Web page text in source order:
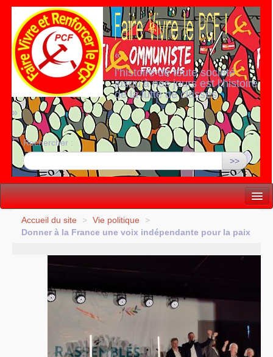
«
l’histoire de toute société
jusqu’à nos jours est l’histoire
de la lutte de classes
»
Rechercher :
>>
Vie politique
Internationale
S’organiser
Accueil du site > Vie politique
>
Donner à la France une voix indépendante pour la paix